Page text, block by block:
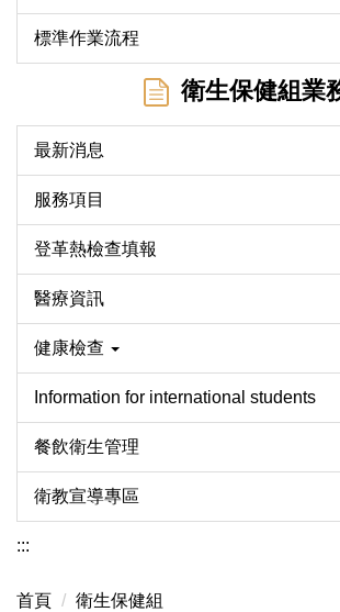
標準作業流程
衛生保健組業
最新消息
服務項目
登革熱檢查填報
醫療資訊
健康檢查
Information for international students
餐飲衛生管理
衛教宣導專區
:::
首頁 衛生保健組